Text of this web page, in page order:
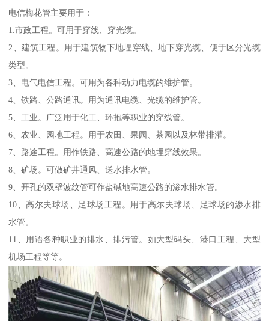
电信梅花管主要用于：
1.市政工程。可用于穿线、穿光缆。
2、建筑工程。用于建筑物下地埋穿线、地下穿光缆、便于区分光缆
类型。
3、电气电信工程。可用为各种动力电缆的维护管。
4、铁路、公路通讯。用为通讯电缆、光缆的维护管。
5、工业。广泛用于化工、环抱等职业的穿线管。
6、农业、园地工程。用于农田、果园、茶园以及林带排灌。
7、路途工程。用作铁路、高速公路的地埋穿线效果。
8、矿场。可做矿井通风、送水排水管。
9、开孔的双壁波纹管可作盐碱地高速公路的渗水排水管。
10、高尔夫球场、足球场工程。用于高尔夫球场、足球场的渗水排
水管。
11、用语各种职业的排水、排污管。如大型码头、港口工程、大型
机场工程等等。